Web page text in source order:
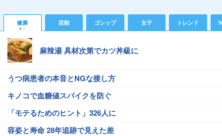
健康 芸能 ゴシップ 女子 トレンド
麻辣湯 具材次第でカツ丼級に
うつ病患者の本音とNGな接し方
キノコで血糖値スパイクを防ぐ
「モテるためのヒント」326人に
容姿と寿命 28年追跡で見えた差